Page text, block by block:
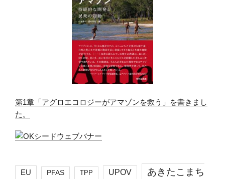
第1章「アグロエコロジーがアマゾンを救う」を書きまし
た。
EU PFAS TPP UPOV
あきたこまち